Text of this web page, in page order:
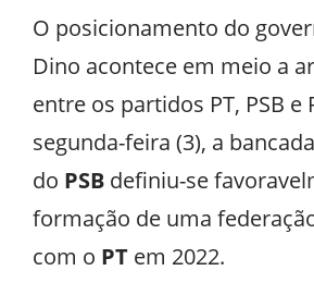
O posicionamento do
Dino acontece em meio a
entre os partidos PT, PSB e
segunda-feira (3), a
do PSB definiu-se
formação de uma
com o PT em 2022.